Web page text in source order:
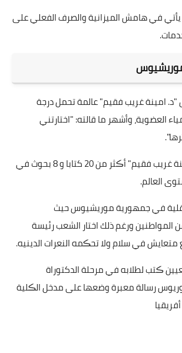
في هامش الميزانية والصرف الفعلي على
امينة غريب فقيم" عالمة تحمل درجة
العضوية، وأشهر ما قالته: "اختارتني
ألفت الدڪتورة "امينة غريب فقيم" أڪثر من 20 كتابا و 8 بحوث في
العالم.
في جمهورية موريشيوس حيث
فقط من المواطنين ورغم ذلك اختار الشعب رئيسة
في سلام ولا تحڪمه النعرات الدينيه.
ڪتب لطلابه في مرحلة الدكتوراة
رسالة معبرة وضعها على مدخل الڪلية